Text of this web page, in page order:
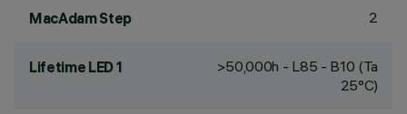
MacAdam Step 2
Lifetime LED 1
>50,000h - L85 - B10 (Ta
25°C)